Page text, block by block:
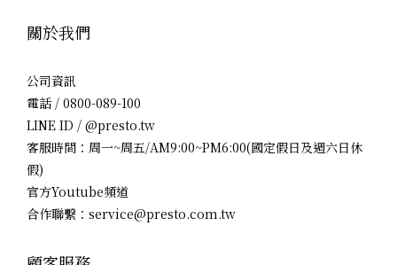
關於我們
公司資訊
電話 / 0800-089-100
LINE ID / @presto.tw
客服時間：周一~周五/AM9:00~PM6:00(國定假日及週六日休
假)
官方Youtube頻道
合作聯繫：service@presto.com.tw